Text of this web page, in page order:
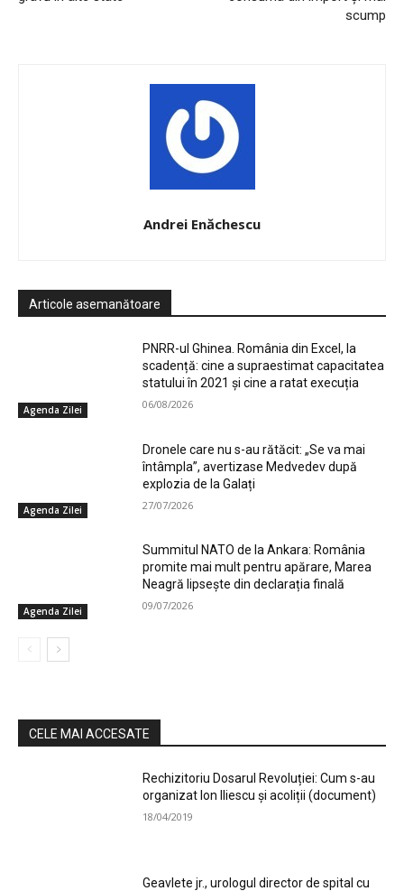
scump
Andrei Enăchescu
Articole asemanătoare
Agenda Zilei
PNRR-ul Ghinea. România din Excel, la
scadență: cine a supraestimat capacitatea
statului în 2021 și cine a ratat execuția
06/08/2026
Agenda Zilei
Dronele care nu s-au rătăcit: „Se va mai
întâmpla”, avertizase Medvedev după
explozia de la Galați
27/07/2026
Agenda Zilei
Summitul NATO de la Ankara: România
promite mai mult pentru apărare, Marea
Neagră lipsește din declarația finală
09/07/2026
CELE MAI ACCESATE
Rechizitoriu Dosarul Revoluției: Cum s-au
organizat Ion Iliescu și acoliții (document)
18/04/2019
Geavlete jr., urologul director de spital cu